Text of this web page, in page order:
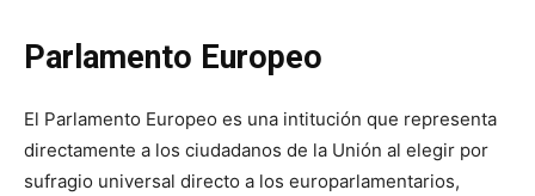
Parlamento Europeo
El Parlamento Europeo es una intitución que representa
directamente a los ciudadanos de la Unión al elegir por
sufragio universal directo a los europarlamentarios,